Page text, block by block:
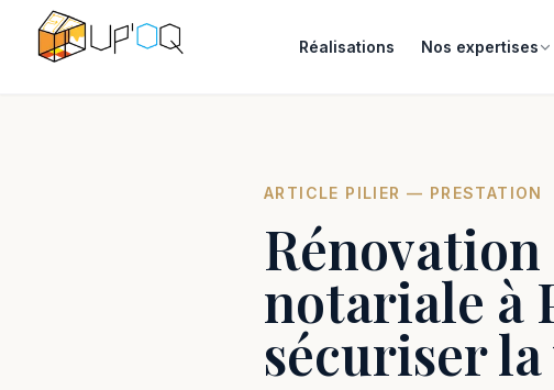
Réalisations Nos expertises
ARTICLE PILIER — PRESTATION
notariale à
sécuriser